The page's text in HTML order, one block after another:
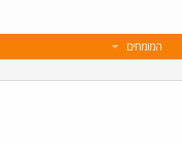
המומחים